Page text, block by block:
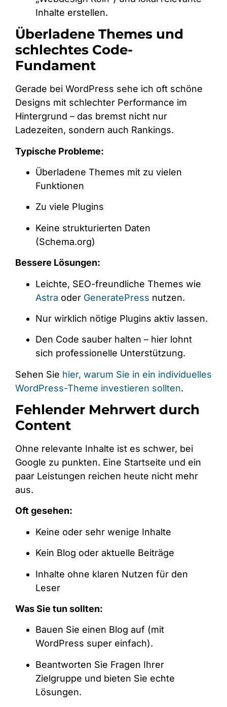
Inhalte erstellen.
Überladene Themes und
schlechtes Code-
Fundament
Gerade bei WordPress sehe ich oft schöne
Designs mit schlechter Performance im
Hintergrund – das bremst nicht nur
Ladezeiten, sondern auch Rankings.
Typische Probleme:
Überladene Themes mit zu vielen
Funktionen
Zu viele Plugins
Keine strukturierten Daten
(Schema.org)
Bessere Lösungen:
Leichte, SEO-freundliche Themes wie
Astra oder GeneratePress nutzen.
Nur wirklich nötige Plugins aktiv lassen.
Den Code sauber halten – hier lohnt
sich professionelle Unterstützung.
Sehen Sie hier, warum Sie in ein individuelles
WordPress-Theme investieren sollten.
Fehlender Mehrwert durch
Content
Ohne relevante Inhalte ist es schwer, bei
Google zu punkten. Eine Startseite und ein
paar Leistungen reichen heute nicht mehr
aus.
Oft gesehen:
Keine oder sehr wenige Inhalte
Kein Blog oder aktuelle Beiträge
Inhalte ohne klaren Nutzen für den
Leser
Was Sie tun sollten:
Bauen Sie einen Blog auf (mit
WordPress super einfach).
Beantworten Sie Fragen Ihrer
Zielgruppe und bieten Sie echte
Lösungen.